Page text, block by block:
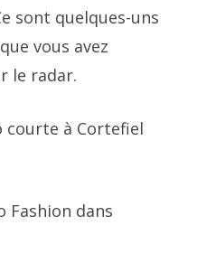
sont quelques-uns
vous avez
le radar.
courte à Cortefiel
Fashion dans